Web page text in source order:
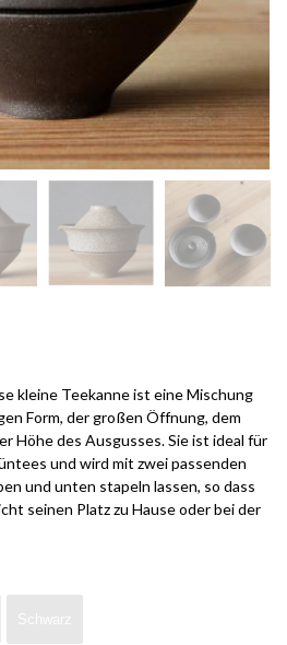
kleine Teekanne ist eine Mischung
Form, der großen Öffnung, dem
Höhe des Ausgusses. Sie ist ideal für
und wird mit zwei passenden
und unten stapeln lassen, so dass
seinen Platz zu Hause oder bei der
Schwarz